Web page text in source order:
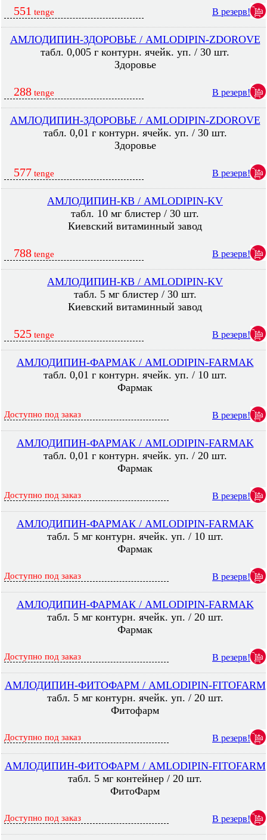
551 tenge В резерв!
АМЛОДИПИН-ЗДОРОВЬЕ / AMLODIPIN-ZDOROVE
табл. 0,005 г контурн. ячейк. уп. / 30 шт.
Здоровье
288 tenge В резерв!
АМЛОДИПИН-ЗДОРОВЬЕ / AMLODIPIN-ZDOROVE
табл. 0,01 г контурн. ячейк. уп. / 30 шт.
Здоровье
577 tenge В резерв!
АМЛОДИПИН-КВ / AMLODIPIN-KV
табл. 10 мг блистер / 30 шт.
Киевский витаминный завод
788 tenge В резерв!
АМЛОДИПИН-КВ / AMLODIPIN-KV
табл. 5 мг блистер / 30 шт.
Киевский витаминный завод
525 tenge В резерв!
АМЛОДИПИН-ФАРМАК / AMLODIPIN-FARMAK
табл. 0,01 г контурн. ячейк. уп. / 10 шт.
Фармак
Доступно под заказ В резерв!
АМЛОДИПИН-ФАРМАК / AMLODIPIN-FARMAK
табл. 0,01 г контурн. ячейк. уп. / 20 шт.
Фармак
Доступно под заказ В резерв!
АМЛОДИПИН-ФАРМАК / AMLODIPIN-FARMAK
табл. 5 мг контурн. ячейк. уп. / 10 шт.
Фармак
Доступно под заказ В резерв!
АМЛОДИПИН-ФАРМАК / AMLODIPIN-FARMAK
табл. 5 мг контурн. ячейк. уп. / 20 шт.
Фармак
Доступно под заказ В резерв!
АМЛОДИПИН-ФИТОФАРМ / AMLODIPIN-FITOFARM
табл. 5 мг контурн. ячейк. уп. / 20 шт.
Фитофарм
Доступно под заказ В резерв!
АМЛОДИПИН-ФИТОФАРМ / AMLODIPIN-FITOFARM
табл. 5 мг контейнер / 20 шт.
ФитоФарм
Доступно под заказ В резерв!